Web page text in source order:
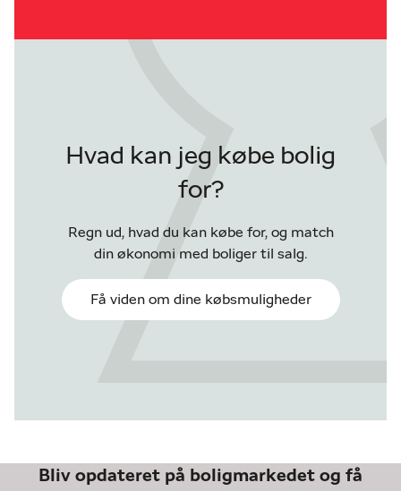
Hvad kan jeg købe bolig
for?
Regn ud, hvad du kan købe for, og match
din økonomi med boliger til salg.
Få viden om dine købsmuligheder
Bliv opdateret på boligmarkedet og få